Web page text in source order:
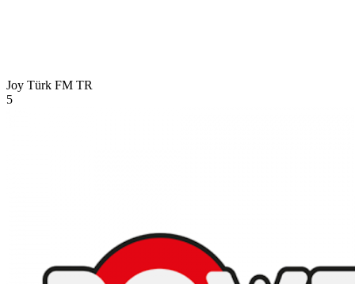
Joy Türk FM TR
5